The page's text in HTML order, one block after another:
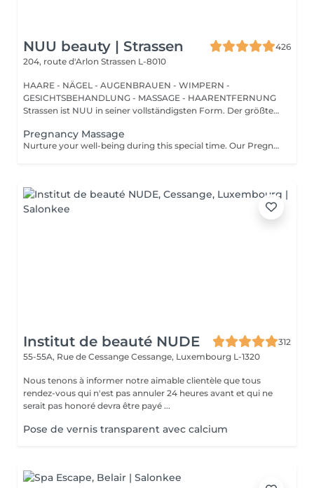
NUU beauty | Strassen
426
204, route d'Arlon Strassen L-8010
HAARE - NÄGEL - AUGENBRAUEN - WIMPERN -
GESICHTSBEHANDLUNG - MASSAGE - HAARENTFERNUNG
Strassen ist NUU in seiner vollständigsten Form. Der größte
Pregnancy Massage
Nurture your well-being during this special time. Our Pregnancy Massage is a gentle, relaxing treatment designed to reduce muscle tension, improve circulation, and ease discomfort commonly experienced during pregnancy. Soft, flowing techniques and comfortable side-lying positioning provide deep relaxation without placing pressure on the abdomen. Hypoallergenic, unscented oils are used to care for sensitive skin and maintain comfort throughout the session. This massage helps relieve tension in the lower back and shoulders, reduces swelling and heaviness in the legs, improves overall circulation, and promotes a sense of ease and balance in the body. This treatment is performed only with the approval of your doctor.
Institut de beauté NUDE
312
55-55A, Rue de Cessange Cessange, Luxembourg L-1320
Nous tenons à informer notre aimable clientèle que tous
rendez-vous qui n'est pas annuler 24 heures avant et qui ne
serait pas honoré devra être payé ...
Pose de vernis transparent avec calcium